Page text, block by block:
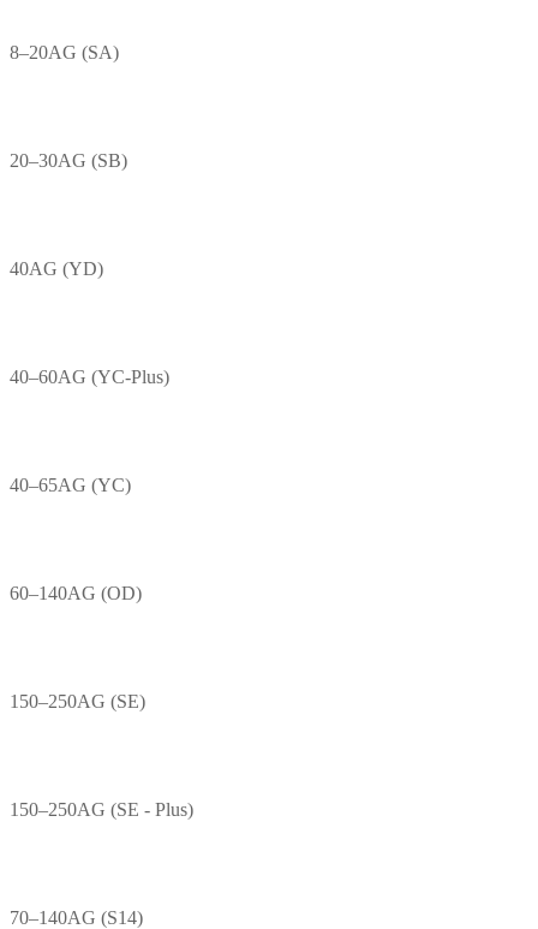
8–20AG (SA)
20–30AG (SB)
40AG (YD)
40–60AG (YC-Plus)
40–65AG (YC)
60–140AG (OD)
150–250AG (SE)
150–250AG (SE - Plus)
70–140AG (S14)